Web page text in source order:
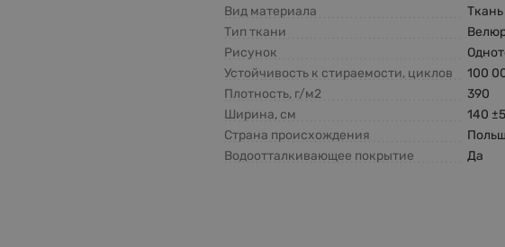
Вид материала
Ткань
Тип ткани
Рисунок
Устойчивость к стираемости, циклов
100
Плотность, г/м2
390
Ширина, см
140 ±5
Страна происхождения
Водоотталкивающее покрытие
Да